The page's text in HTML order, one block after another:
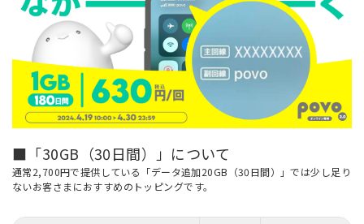
■「30GB（30日間）」について
通常2,700円で提供している「データ追加20GB（30日間）」では少し足り
ないお客さまにおすすめのトッピングです。